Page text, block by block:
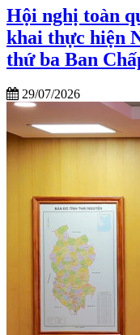
Hội nghị toàn
khai thực hiện
thứ ba Ban
29/07/2026